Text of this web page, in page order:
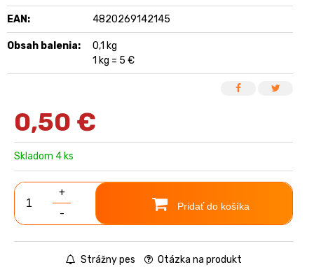
EAN: 4820269142145
Obsah balenia:
0,1 kg
1 kg = 5 €
0,50 €
Skladom 4 ks
+
-
Pridať do košíka
Strážny pes Otázka na produkt